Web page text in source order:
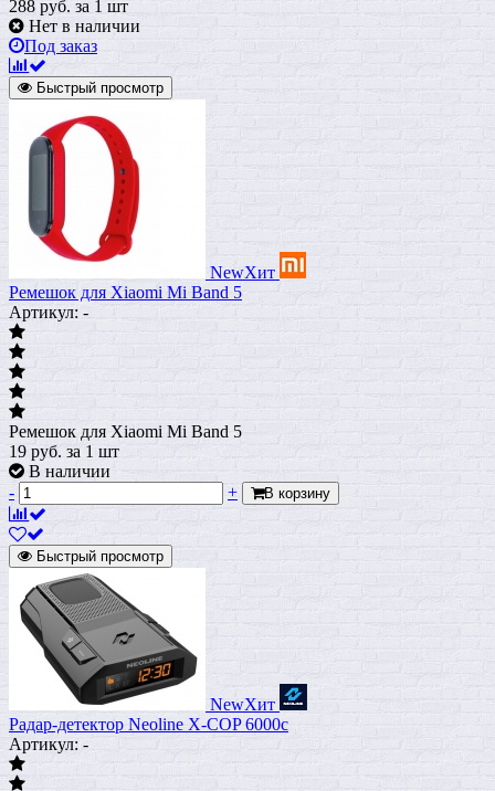
288 руб. за 1 шт
Нет в наличии
Под заказ
Быстрый просмотр
NewХит
Ремешок для Xiaomi Mi Band 5
Артикул: -
Ремешок для Xiaomi Mi Band 5
19 руб. за 1 шт
В наличии
-
+ В корзину
Быстрый просмотр
NewХит
Радар-детектор Neoline X-COP 6000c
Артикул: -